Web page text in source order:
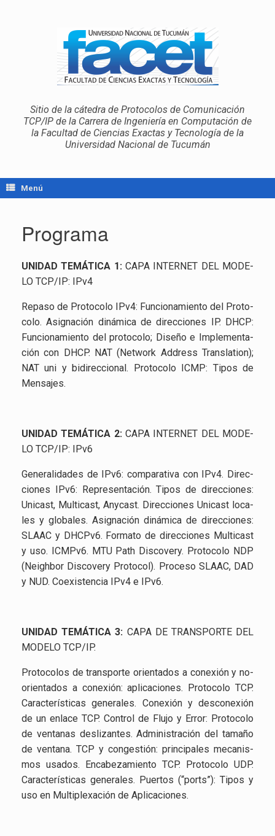
Sitio de la cátedra de Protocolos de Comunicación
TCP/IP de la Carrera de Ingeniería en Computación de
la Facultad de Ciencias Exactas y Tecnología de la
Universidad Nacional de Tucumán
Menú
Programa
UNI­DAD TE­MÁ­TI­CA 1:CAPA IN­TER­NET DEL MO­DE­
LO TCP/IP: IPv4
Re­pa­so de Pro­to­co­lo IPv4: Fun­cio­na­mien­to del Pro­to­
co­lo. Asig­na­ción di­ná­mi­ca de di­rec­cio­nes IP. DHCP:
Fun­cio­na­mien­to del pro­to­co­lo; Di­se­ño e Im­ple­men­ta­
ción con DHCP. NAT (Net­work Ad­dress Trans­la­tion);
NAT uni y bi­di­rec­cio­nal. Pro­to­co­lo ICMP: Tipos de
Men­sa­jes.
UNI­DAD TE­MÁ­TI­CA 2:CAPA IN­TER­NET DEL MO­DE­
LO TCP/IP: IPv6
Ge­ne­ra­li­da­des de IPv6: com­pa­ra­ti­va con IPv4. Di­rec­
cio­nes IPv6: Re­pre­sen­ta­ción. Tipos de di­rec­cio­nes:
Uni­cast, Mul­ti­cast, Any­cast. Di­rec­cio­nes Uni­cast lo­ca­
les y glo­ba­les. Asig­na­ción di­ná­mi­ca de di­rec­cio­nes:
SLAAC y DHCP­v6. For­ma­to de di­rec­cio­nes Mul­ti­cast
y uso. ICMP­v6. MTU Path Dis­co­very. Pro­to­co­lo NDP
(Neigh­bor Dis­co­very Pro­to­col). Pro­ce­so SLAAC, DAD
y NUD. Co­exis­ten­cia IPv4 e IPv6.
UNI­DAD TE­MÁ­TI­CA 3: CAPA DE TRANS­POR­TE DEL
MO­DE­LO TCP/IP.
Pro­to­co­los de trans­por­te orien­ta­dos a co­ne­xión y no-
orien­ta­dos a co­ne­xión: apli­ca­cio­nes. Pro­to­co­lo TCP.
Ca­rac­te­rís­ti­cas ge­ne­ra­les. Co­ne­xión y des­co­ne­xión
de un en­la­ce TCP. Con­trol de Flujo y Error: Pro­to­co­lo
de ven­ta­nas des­li­zan­tes. Ad­mi­nis­tra­ción del ta­ma­ño
de ven­ta­na. TCP y con­ges­tión: prin­ci­pa­les me­ca­nis­
mos usa­dos. En­ca­be­za­mien­to TCP. Pro­to­co­lo UDP.
Ca­rac­te­rís­ti­cas ge­ne­ra­les. Puer­tos (“ports”): Tipos y
uso en Mul­ti­ple­xa­ción de Apli­ca­cio­nes.